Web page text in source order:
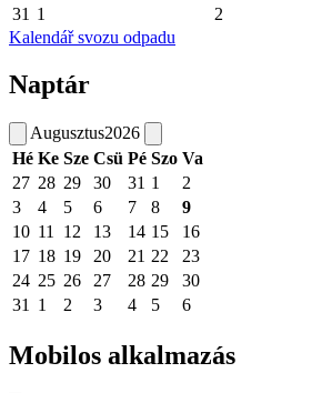
31 1 2
Kalendář svozu odpadu
Naptár
Augusztus2026
Hé Ke Sze Csü Pé Szo Va
27 28 29 30 31 1
2
3
4 5 6 7 8
9
10 11 12 13 14 15
16
17 18 19 20 21 22
23
24 25 26 27 28 29
30
31
1 2 3 4 5 6
Mobilos alkalmazás